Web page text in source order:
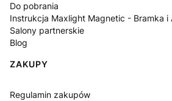
Do pobrania
Instrukcja Maxlight Magnetic - Bramka i
Salony partnerskie
Blog
ZAKUPY
Regulamin zakupów